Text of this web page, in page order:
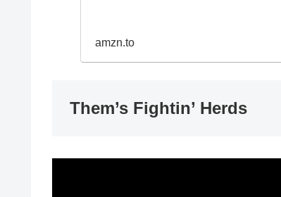
amzn.to
Them’s Fightin’ Herds